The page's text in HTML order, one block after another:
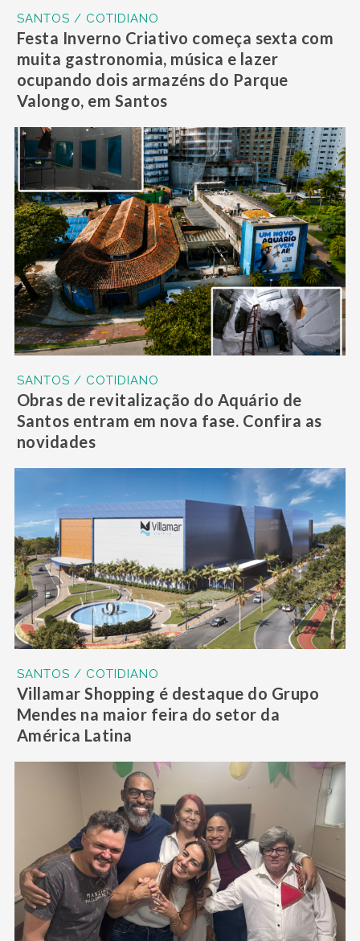
SANTOS / COTIDIANO
Festa Inverno Criativo começa sexta com
muita gastronomia, música e lazer
ocupando dois armazéns do Parque
Valongo, em Santos
SANTOS / COTIDIANO
Obras de revitalização do Aquário de
Santos entram em nova fase. Confira as
novidades
SANTOS / COTIDIANO
Villamar Shopping é destaque do Grupo
Mendes na maior feira do setor da
América Latina